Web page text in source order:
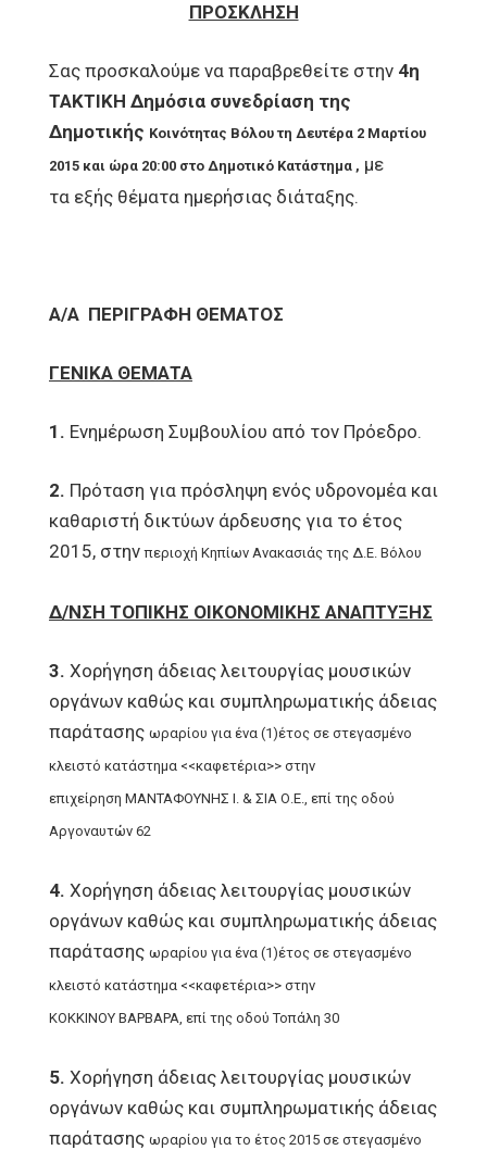
ΠΡΟΣΚΛΗΣΗ
Σας προσκαλούμε να παραβρεθείτε στην 4η
ΤΑΚΤΙΚΗ Δημόσια συνεδρίαση της
Δημοτικής Κοινότητας Βόλου τη Δευτέρα 2 Μαρτίου
2015 και ώρα 20:00 στο Δημοτικό Kατάστημα , με
τα εξής θέματα ημερήσιας διάταξης.
Α/Α ΠΕΡΙΓΡΑΦΗ ΘΕΜΑΤΟΣ
ΓΕΝΙΚΑ ΘΕΜΑΤΑ
1. Ενημέρωση Συμβουλίου από τον Πρόεδρο.
2. Πρόταση για πρόσληψη ενός υδρονομέα και
καθαριστή δικτύων άρδευσης για το έτος
2015, στηνπεριοχή Κηπίων Ανακασιάς της Δ.Ε. Βόλου
Δ/ΝΣΗ ΤΟΠΙΚΗΣ ΟΙΚΟΝΟΜΙΚΗΣ ΑΝΑΠΤΥΞΗΣ
3. Χορήγηση άδειας λειτουργίας μουσικών
οργάνων καθώς και συμπληρωματικής άδειας
παράτασης ωραρίου για ένα (1)έτος σε στεγασμένο
κλειστό κατάστημα <<καφετέρια>> στην
επιχείρηση ΜΑΝΤΑΦΟΥΝΗΣ Ι. & ΣΙΑ Ο.Ε., επί της οδού
Αργοναυτών 62
4. Χορήγηση άδειας λειτουργίας μουσικών
οργάνων καθώς και συμπληρωματικής άδειας
παράτασης ωραρίου για ένα (1)έτος σε στεγασμένο
κλειστό κατάστημα <<καφετέρια>> στην
ΚΟΚΚΙΝΟΥ ΒΑΡΒΑΡΑ, επί της οδού Τοπάλη 30
5. Χορήγηση άδειας λειτουργίας μουσικών
οργάνων καθώς και συμπληρωματικής άδειας
παράτασης ωραρίου για το έτος 2015 σε στεγασμένο